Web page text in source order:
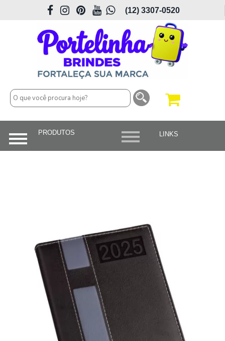
(12) 3307-0520